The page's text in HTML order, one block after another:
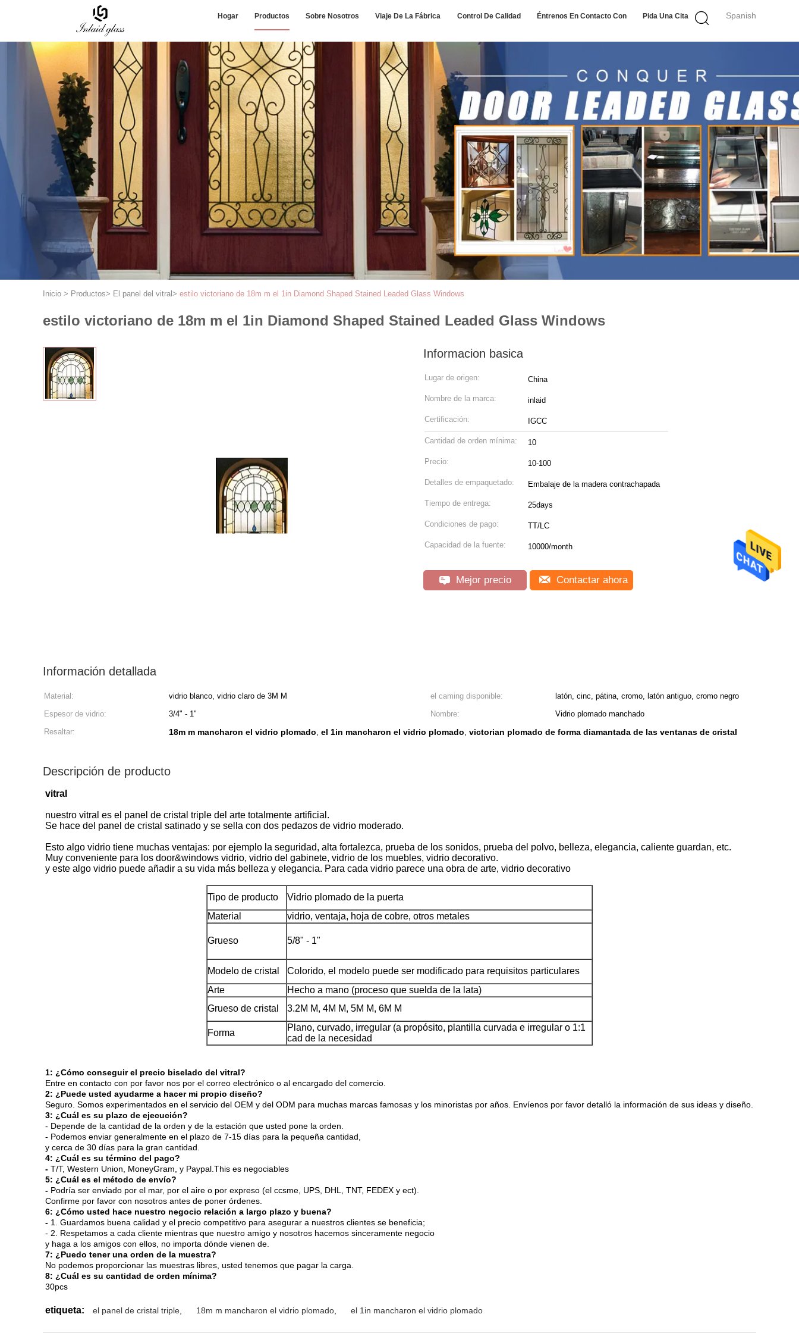
Spanish
Hogar Productos Sobre Nosotros Viaje De La Fábrica Control De Calidad Éntrenos En Contacto Con Pida Una Cita
Inicio > Productos> El panel del vitral > estilo victoriano de 18m m el 1in Diamond Shaped Stained Leaded Glass Windows
estilo victoriano de 18m m el 1in Diamond Shaped Stained Leaded Glass Windows
Informacion basica
Lugar de origen: China
Nombre de la marca: inlaid
Certificación: IGCC
Cantidad de orden mínima: 10
Precio: 10-100
Detalles de empaquetado: Embalaje de la madera contrachapada
Tiempo de entrega: 25days
Condiciones de pago: TT/LC
Capacidad de la fuente: 10000/month
Mejor precio Contactar ahora
Información detallada
Material: vidrio blanco, vidrio claro de 3M M el caming disponible:
latón, cinc, pátina, cromo, latón antiguo, cromo negro
Espesor de vidrio:
3/4" - 1" Nombre:
Vidrio plomado manchado
Resaltar:
18m m mancharon el vidrio plomado, el 1in mancharon el vidrio plomado, victorian plomado de forma diamantada de las ventanas de cristal
Descripción de producto
vitral
nuestro vitral es el panel de cristal triple del arte totalmente artificial.
Se hace del panel de cristal satinado y se sella con dos pedazos de vidrio moderado.
Esto algo vidrio tiene muchas ventajas: por ejemplo la seguridad, alta fortalezca, prueba de los sonidos, prueba del polvo, belleza, elegancia, caliente guardan, etc.
Muy conveniente para los door&windows vidrio, vidrio del gabinete, vidrio de los muebles, vidrio decorativo.
y este algo vidrio puede añadir a su vida más belleza y elegancia. Para cada vidrio parece una obra de arte, vidrio decorativo
Tipo de producto
Vidrio plomado de la puerta
Material
vidrio, ventaja, hoja de cobre, otros metales
Grueso 5/8" - 1"
Modelo de cristal
Colorido, el modelo puede ser modificado para requisitos particulares
Arte
Hecho a mano (proceso que suelda de la lata)
Grueso de cristal
3.2M M, 4M M, 5M M, 6M M
Forma
Plano, curvado, irregular (a propósito, plantilla curvada e irregular o 1:1
cad de la necesidad
1: ¿Cómo conseguir el precio biselado del vitral?
Entre en contacto con por favor nos por el correo electrónico o al encargado del comercio.
2: ¿Puede usted ayudarme a hacer mi propio diseño?
Seguro. Somos experimentados en el servicio del OEM y del ODM para muchas marcas famosas y los minoristas por años. Envíenos por favor detalló la información de sus ideas y diseño.
3: ¿Cuál es su plazo de ejecución?
- Depende de la cantidad de la orden y de la estación que usted pone la orden.
- Podemos enviar generalmente en el plazo de 7-15 días para la pequeña cantidad,
y cerca de 30 días para la gran cantidad.
4: ¿Cuál es su término del pago?
- T/T, Western Union, MoneyGram, y Paypal.This es negociables
5: ¿Cuál es el método de envío?
- Podría ser enviado por el mar, por el aire o por expreso (el ccsme, UPS, DHL, TNT, FEDEX y ect).
Confirme por favor con nosotros antes de poner órdenes.
6: ¿Cómo usted hace nuestro negocio relación a largo plazo y buena?
- 1. Guardamos buena calidad y el precio competitivo para asegurar a nuestros clientes se beneficia;
- 2. Respetamos a cada cliente mientras que nuestro amigo y nosotros hacemos sinceramente negocio
y haga a los amigos con ellos, no importa dónde vienen de.
7: ¿Puedo tener una orden de la muestra?
No podemos proporcionar las muestras libres, usted tenemos que pagar la carga.
8: ¿Cuál es su cantidad de orden mínima?
30pcs
etiqueta: el panel de cristal triple 18m m mancharon el vidrio plomado el 1in mancharon el vidrio plomado